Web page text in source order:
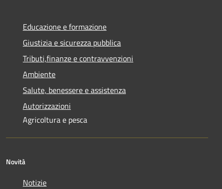
Educazione e formazione
Giustizia e sicurezza pubblica
Tributi,finanze e contravvenzioni
Ambiente
Salute, benessere e assistenza
Autorizzazioni
Agricoltura e pesca
Novità
Notizie